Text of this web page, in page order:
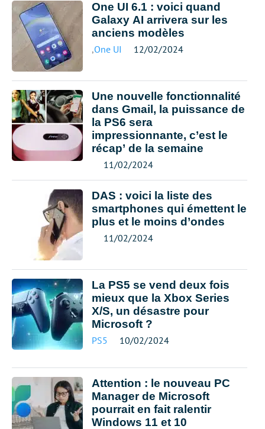
One UI 6.1 : voici quand
Galaxy AI arrivera sur les
anciens modèles
,One UI 12/02/2024
Une nouvelle fonctionnalité
dans Gmail, la puissance de
la PS6 sera
impressionnante, c’est le
récap’ de la semaine
11/02/2024
DAS : voici la liste des
smartphones qui émettent le
plus et le moins d’ondes
11/02/2024
La PS5 se vend deux fois
mieux que la Xbox Series
X/S, un désastre pour
Microsoft ?
PS5 10/02/2024
Attention : le nouveau PC
Manager de Microsoft
pourrait en fait ralentir
Windows 11 et 10